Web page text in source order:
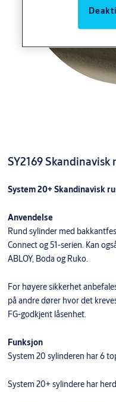
SY2169
System 20+ Skandinavisk
Anvendelse
Rund sylinder med
Connect og 51-serien. Kan
ABLOY, Boda og Ruko.
For høyere sikkerhet
på andre dører hvor det
FG-godkjent låsenhet.
Funksjon
System 20 sylinderen har 6
System 20+ sylindere har